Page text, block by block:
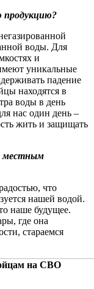
продукцию?
воды. Для
и
уникальные
падение
находятся в
воды в день
нас один день –
жить и защищать
местным
что
нашей водой.
наше будущее.
где она
стараемся